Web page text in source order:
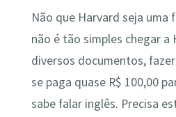
Não que Harvard seja uma
não é tão simples chegar a
diversos documentos,
se paga quase R$ 100,00
sabe falar inglês. Precisa